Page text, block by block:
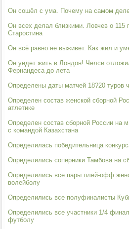
Он сошёл с ума. Почему на самом
Он всех делал близкими. Ловчев о 115
Старостина
Он всё равно не выживет. Как жил и
Он уедет жить в Лондон! Челси
Фернандеса до лета
Определены даты матчей 18?20 туров
Определен состав женской сборной
атлетике
Определен состав сборной России на
с командой Казахстана
Определилась победительница
Определились соперники Тамбова на
Определились все пары плей-офф
волейболу
Определились все полуфиналисты
Определились все участники 1/4
футболу